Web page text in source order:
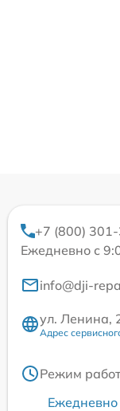
+7 (800)
Ежедневно с
info@dji-
ул. Ленина,
Адрес
Режим
Ежедневно